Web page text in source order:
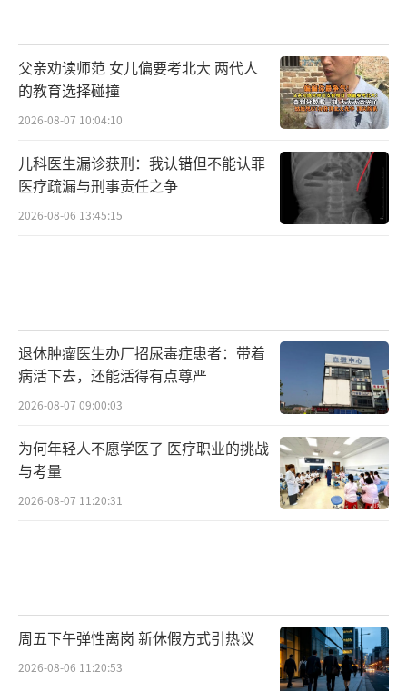
父亲劝读师范 女儿偏要考北大 两代人
的教育选择碰撞
2026-08-07 10:04:10
儿科医生漏诊获刑：我认错但不能认罪
医疗疏漏与刑事责任之争
2026-08-06 13:45:15
退休肿瘤医生办厂招尿毒症患者：带着
病活下去，还能活得有点尊严
2026-08-07 09:00:03
为何年轻人不愿学医了 医疗职业的挑战
与考量
2026-08-07 11:20:31
周五下午弹性离岗 新休假方式引热议
2026-08-06 11:20:53